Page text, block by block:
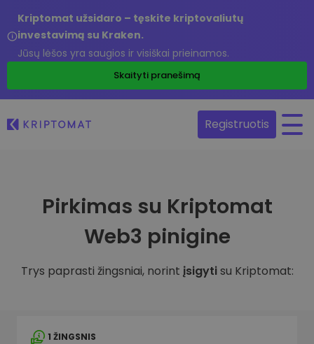
Kriptomat užsidaro – tęskite kriptovaliutų
investavimą su Kraken.
Jūsų lėšos yra saugios ir visiškai prieinamos.
Skaityti pranešimą
Registruotis
Pirkimas su Kriptomat
Web3 pinigine
Trys paprasti žingsniai, norint įsigytisu Kriptomat:
1 ŽINGSNIS